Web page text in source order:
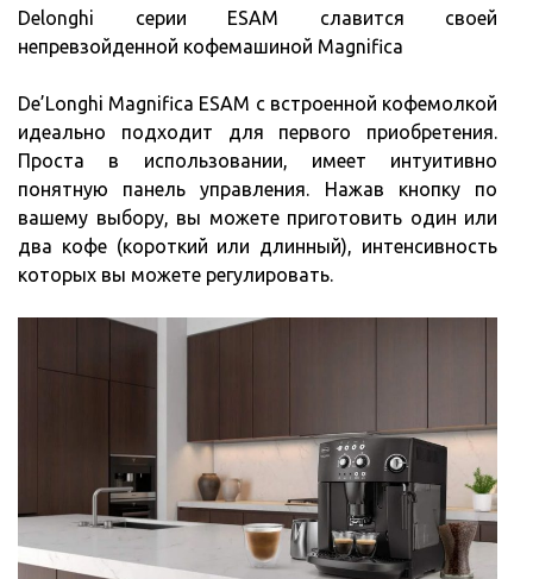
Delonghi серии ESAM славится своей
непревзойденной кофемашиной Magnifica
De’Longhi Magnifica ESAM с встроенной кофемолкой
идеально подходит для первого приобретения.
Проста в использовании, имеет интуитивно
понятную панель управления. Нажав кнопку по
вашему выбору, вы можете приготовить один или
два кофе (короткий или длинный), интенсивность
которых вы можете регулировать.